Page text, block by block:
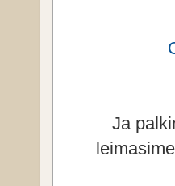
Ja